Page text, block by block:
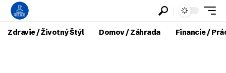
Zdravie / Životný Štýl Domov / Záhrada Financie /